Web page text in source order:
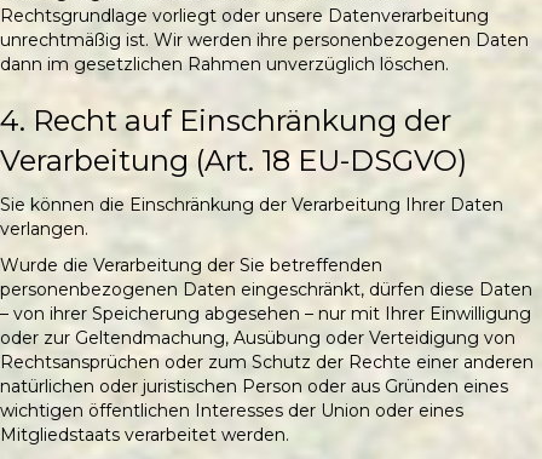
Rechtsgrundlage vorliegt oder unsere Datenverarbeitung
unrechtmäßig ist. Wir werden ihre personenbezogenen Daten
dann im gesetzlichen Rahmen unverzüglich löschen.
4. Recht auf Einschränkung der
Verarbeitung (Art. 18 EU-DSGVO)
Sie können die Einschränkung der Verarbeitung Ihrer Daten
verlangen.
Wurde die Verarbeitung der Sie betreffenden
personenbezogenen Daten eingeschränkt, dürfen diese Daten
– von ihrer Speicherung abgesehen – nur mit Ihrer Einwilligung
oder zur Geltendmachung, Ausübung oder Verteidigung von
Rechtsansprüchen oder zum Schutz der Rechte einer anderen
natürlichen oder juristischen Person oder aus Gründen eines
wichtigen öffentlichen Interesses der Union oder eines
Mitgliedstaats verarbeitet werden.